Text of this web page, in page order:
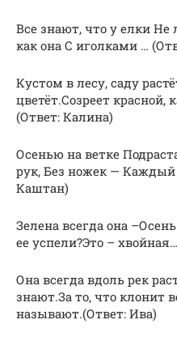
Все знают, что у елки Не
как она С иголками …
Кустом в лесу, саду
цветёт.Созреет красной,
(Ответ: Калина)
Осенью на ветке
рук, Без ножек —
Каштан)
Зелена всегда она
ее успели?Это –
Она всегда вдоль рек
знают.За то, что клонит
называют.(Ответ: Ива)